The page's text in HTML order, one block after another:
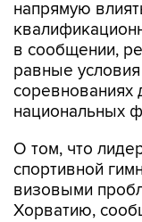
напрямую
в сообщении,
равные
соревнованиях
национальных
О том, что
спортивной
визовыми
Хорватию,